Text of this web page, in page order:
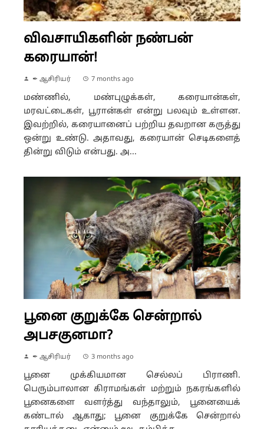
விவசாயிகளின் நண்பன்
கரையான்!
✒ ஆசிரியர் 7 months ago
மண்ணில், மண்புழுக்கள், கரையான்கள்,
மரவட்டைகள், பூரான்கள் என்று பலவும் உள்ளன.
இவற்றில், கரையானைப் பற்றிய தவறான கருத்து
ஒன்று உண்டு. அதாவது, கரையான் செடிகளைத்
தின்று விடும் என்பது. அ...
பூனை குறுக்கே சென்றால்
அபசகுனமா?
✒ ஆசிரியர் 3 months ago
பூனை முக்கியமான செல்லப் பிராணி.
பெரும்பாலான கிராமங்கள் மற்றும் நகரங்களில்
பூனைகளை வளர்த்து வந்தாலும், பூனையைக்
கண்டால் ஆகாது; பூனை குறுக்கே சென்றால்